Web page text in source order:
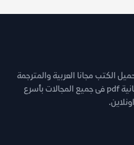
الكتب مجانا العربية والمترجمة
والروايات والقصص وغيرها من كتب مجانية pdf فى جميع المجالات بأسرع